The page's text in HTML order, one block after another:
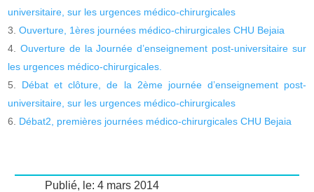
universitaire, sur les urgences médico-chirurgicales
Ouverture, 1ères journées médico-chirurgicales CHU Bejaia
Ouverture de la Journée d’enseignement post-universitaire sur
les urgences médico-chirurgicales.
Débat et clôture, de la 2ème journée d’enseignement post-
universitaire, sur les urgences médico-chirurgicales
Débat2, premières journées médico-chirurgicales CHU Bejaia
Publié, le: 4 mars 2014